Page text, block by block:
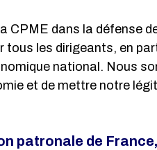
CPME dans la défense
les dirigeants, en
national. Nous
et de mettre notre
patronale de